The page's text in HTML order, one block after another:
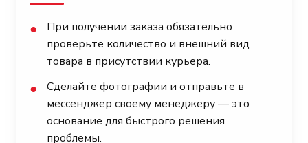
●
При получении заказа обязательно
проверьте количество и внешний вид
товара в присутствии курьера.
●
Сделайте фотографии и отправьте в
мессенджер своему менеджеру — это
основание для быстрого решения
проблемы.